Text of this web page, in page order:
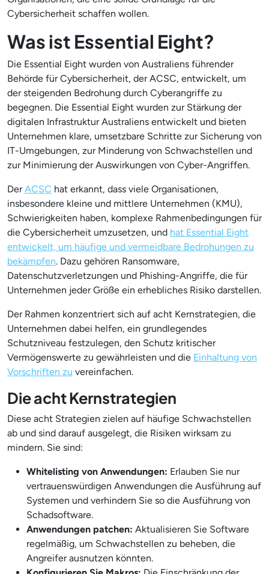
Cybersicherheit schaffen wollen.
Was ist Essential Eight?
Die Essential Eight wurden von Australiens führender
Behörde für Cybersicherheit, der ACSC, entwickelt, um
der steigenden Bedrohung durch Cyberangriffe zu
begegnen. Die Essential Eight wurden zur Stärkung der
digitalen Infrastruktur Australiens entwickelt und bieten
Unternehmen klare, umsetzbare Schritte zur Sicherung von
IT-Umgebungen, zur Minderung von Schwachstellen und
zur Minimierung der Auswirkungen von Cyber-Angriffen.
DerACSC hat erkannt, dass viele Organisationen,
insbesondere kleine und mittlere Unternehmen (KMU),
Schwierigkeiten haben, komplexe Rahmenbedingungen für
die Cybersicherheit umzusetzen, und hat Essential Eight
entwickelt, um häufige und vermeidbare Bedrohungen zu
bekämpfen. Dazu gehören Ransomware,
Datenschutzverletzungen und Phishing-Angriffe, die für
Unternehmen jeder Größe ein erhebliches Risiko darstellen.
Der Rahmen konzentriert sich auf acht Kernstrategien, die
Unternehmen dabei helfen, ein grundlegendes
Schutzniveau festzulegen, den Schutz kritischer
Vermögenswerte zu gewährleisten und die Einhaltung von
Vorschriften zu vereinfachen.
Die acht Kernstrategien
Diese acht Strategien zielen auf häufige Schwachstellen
ab und sind darauf ausgelegt, die Risiken wirksam zu
mindern. Sie sind:
Whitelisting von Anwendungen: Erlauben Sie nur
vertrauenswürdigen Anwendungen die Ausführung auf
Systemen und verhindern Sie so die Ausführung von
Schadsoftware.
Anwendungen patchen: Aktualisieren Sie Software
regelmäßig, um Schwachstellen zu beheben, die
Angreifer ausnutzen könnten.